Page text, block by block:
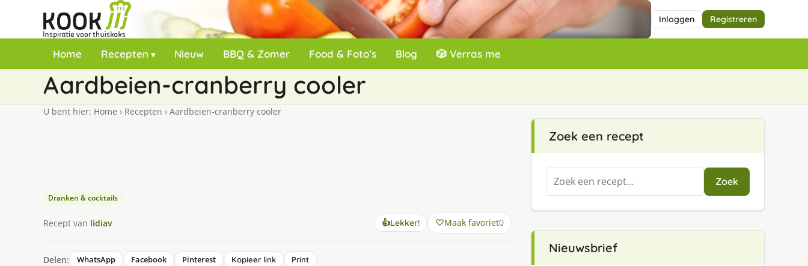
Inloggen Registreren
Home Recepten Nieuw BBQ & Zomer Food & Foto’s Blog 🎲 Verras me
Aardbeien-cranberry cooler
U bent hier: Home › Recepten › Aardbeien-cranberry cooler
Dranken & cocktails
Recept van lidiav 👍Lekker! Maak favoriet0
Delen: WhatsApp Facebook Pinterest Kopieer link Print
Zoek een recept
Zoeken
naar:
Zoek
Nieuwsbrief